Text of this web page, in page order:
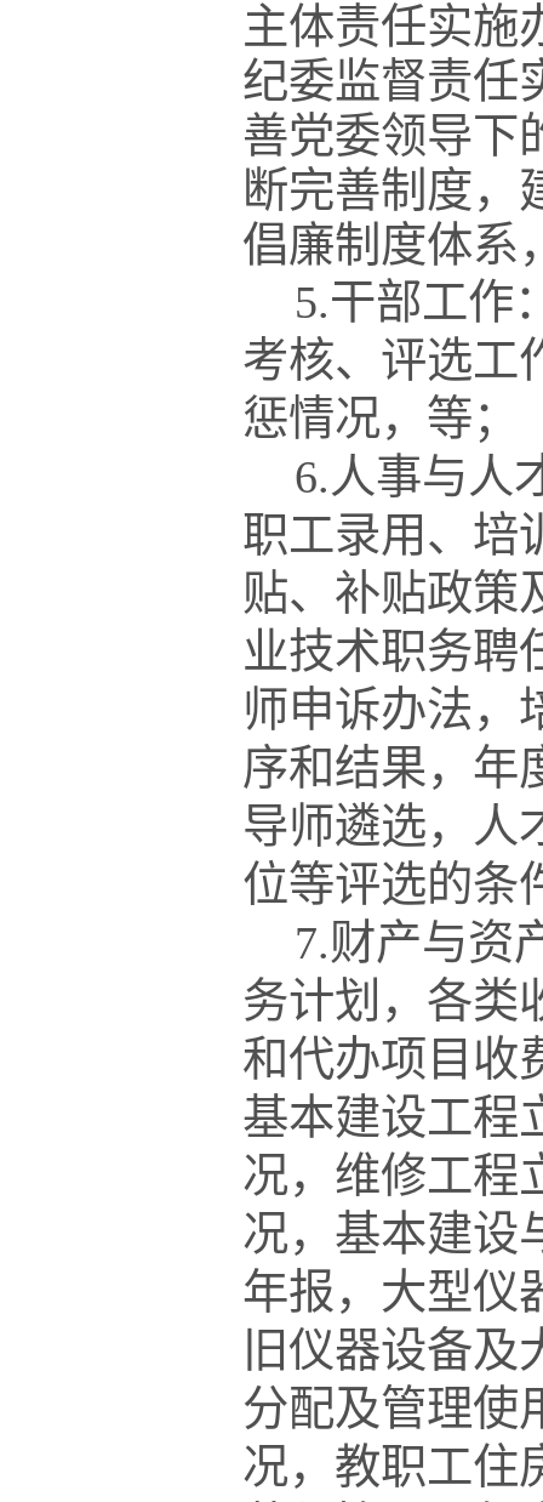
主体责任实施
纪委监督责任
善党委领导下
断完善制度，
倡廉制度体系
5.干部工作
考核、评选工
惩情况，等；
6.人事与人
职工录用、培
贴、补贴政策
业技术职务聘
师申诉办法，
序和结果，年
导师遴选，人
位等评选的条
7.财产与资
务计划，各类
和代办项目收
基本建设工程
况，维修工程
况，基本建设
年报，大型仪
旧仪器设备
分配及管理使
况，教职工住